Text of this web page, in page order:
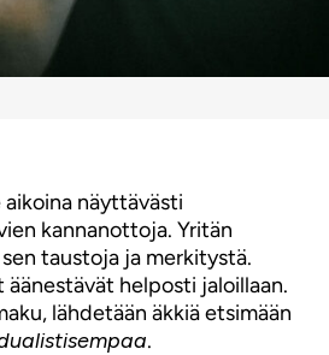
näyttävästi
kannanottoja. Yritän
taustoja ja merkitystä.
helposti jaloillaan.
lähdetään äkkiä etsimään
.